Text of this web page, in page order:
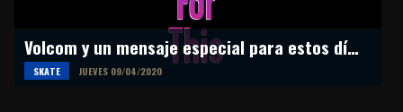
Volcom y un mensaje especial para estos días de cuarentena
SKATE JUEVES 09/04/2020